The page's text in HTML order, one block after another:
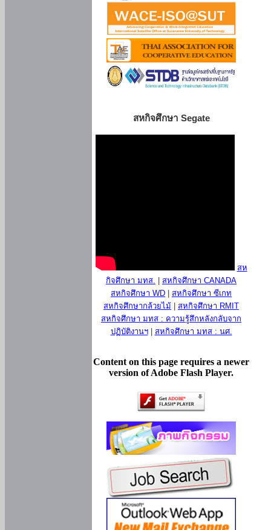
สหกิจศึกษา Segate
สห
กิจศึกษา มทส.
สหกิจศึกษา CANADA
สหกิจศึกษา WD
สหกิจศึกษา ซีเกท
สหกิจศึกษากล้วยไม้
สหกิจศึกษา RMIT
สหกิจศึกษา มทส : ความรู้สึกหลังกลับจาก
ปฏิบัติงานฯ| สหกิจศึกษา มทส : นศ.
Content on this page requires a newer
version of Adobe Flash Player.